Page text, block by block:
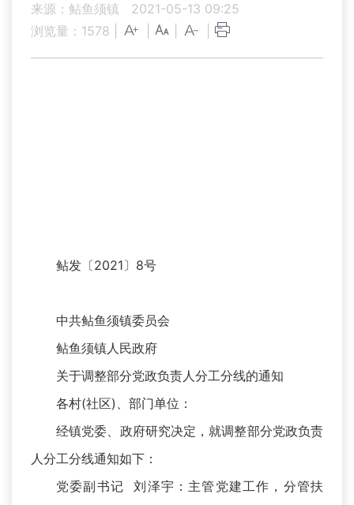
来源：鲇鱼须镇
2021-05-13 09:25
浏览量： 1578
鲇发〔2021〕8号
中共鲇鱼须镇委员会
鲇鱼须镇人民政府
关于调整部分党政负责人分工分线的通知
各村(社区)、部门单位：
经镇党委、政府研究决定，就调整部分党政负责
人分工分线通知如下：
党委副书记 刘泽宇：主管党建工作，分管扶